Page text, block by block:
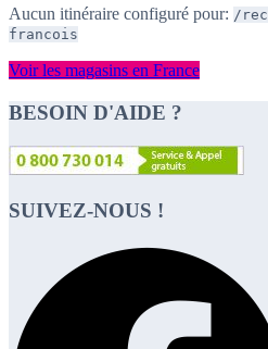
Aucun itinéraire configuré pour: /
francois
Voir les magasins en France
BESOIN D'AIDE ?
SUIVEZ-NOUS !